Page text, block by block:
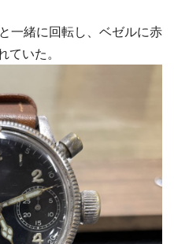
一緒に回転し、ベゼルに赤
いた。